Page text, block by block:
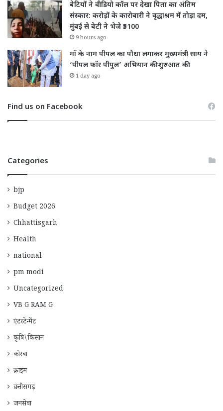
बेटियों ने वीडियो कॉल पर देखा पिता का अंतिम
संस्कार: करोड़ों के कारोबारी ने वृद्धाश्रम में तोड़ा दम,
मुंबई से बेटी ने भेजे ₹5100
9 hours ago
माँ के नाम पीपल का पौधा लगाकर मुख्यमंत्री साय ने
‘पीपल फॉर पीपुल’ अभियान की शुरुआत की
1 day ago
Find us on Facebook
Categories
bjp
Budget 2026
Chhattisgarh
Health
national
pm modi
Uncategorized
VB G RAM G
एंटरटेन्मेंट
कृषि\किसान
कोरबा
क्राइम
छत्तीसगढ़
जनसेवा